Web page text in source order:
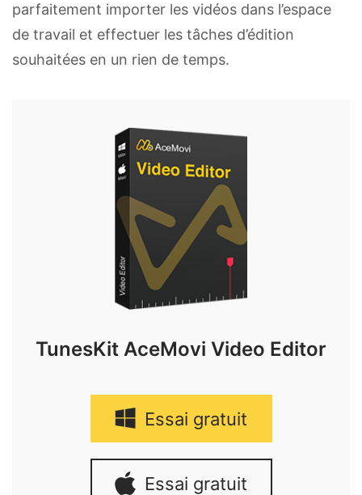
parfaitement importer les vidéos dans l’espace
de travail et effectuer les tâches d’édition
souhaitées en un rien de temps.
TunesKit AceMovi Video Editor
Essai gratuit
Essai gratuit